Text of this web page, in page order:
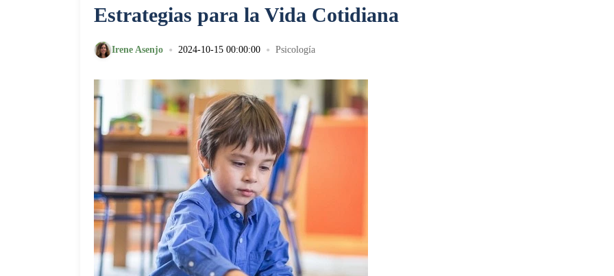
Estrategias para la Vida Cotidiana
Irene Asenjo • 2024-10-15 00:00:00 • Psicología